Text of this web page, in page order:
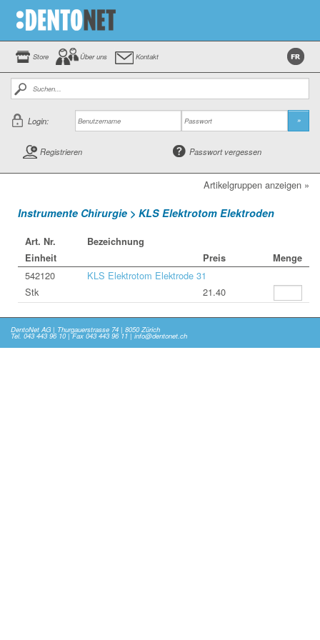
Store Über uns Kontakt
Login: »
Registrieren Passwort vergessen
Artikelgruppen anzeigen »
Instrumente Chirurgie > KLS Elektrotom Elektroden
Art. Nr.
Bezeichnung
Einheit
Preis Menge
542120
KLS Elektrotom Elektrode 31
Stk
21.40
DentoNet AG | Thurgauerstrasse 74 | 8050 Zürich
Tel. 043 443 96 10 | Fax 043 443 96 11 | info@dentonet.ch